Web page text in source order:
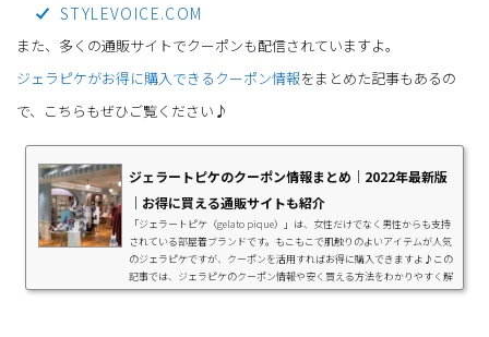
STYLEVOICE.COM
また、多くの通販サイトでクーポンも配信されていますよ。
ジェラピケがお得に購入できるクーポン情報をまとめた記事もあるの
で、こちらもぜひご覧ください♪
ジェラートピケのクーポン情報まとめ｜2022年最新版
｜お得に買える通販サイトも紹介
「ジェラートピケ（gelato pique）」は、女性だけでなく男性からも支持
されている部屋着ブランドです。もこもこで肌触りのよいアイテムが人気
のジェラピケですが、クーポンを活用すればお得に購入できますよ♪この
記事では、ジェラピケのクーポン情報や安く買える方法をわかりやすく解
説します。ジェラートピケ会員限定クーポン情報ジェラートピケ公式サイ